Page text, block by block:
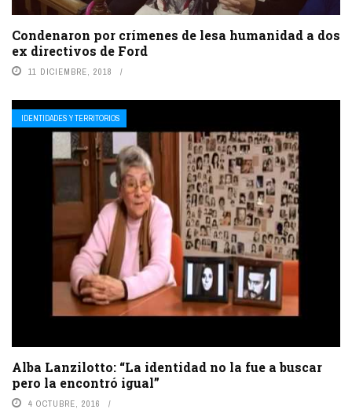
Condenaron por crímenes de lesa humanidad a dos
ex directivos de Ford
11 DICIEMBRE, 2018
IDENTIDADES Y TERRITORIOS
Alba Lanzilotto: “La identidad no la fue a buscar
pero la encontró igual”
4 OCTUBRE, 2016